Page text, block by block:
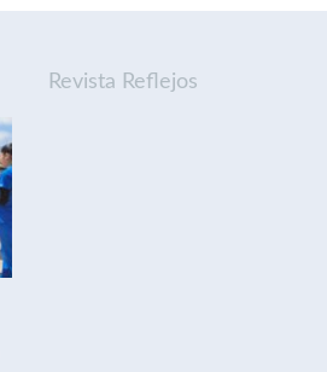
Revista Reflejos